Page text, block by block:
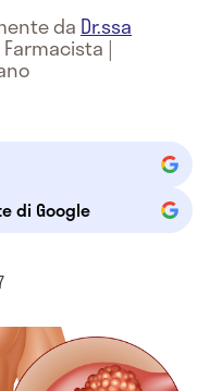
da Dr.ssa
Farmacista |
di Google